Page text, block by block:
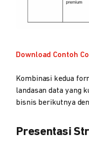
Download Contoh
Kombinasi kedua
landasan data yang
bisnis berikutnya
Presentasi